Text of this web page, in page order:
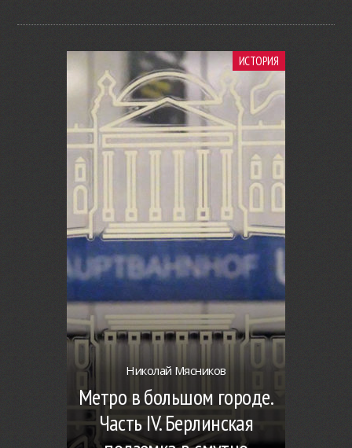
ИСТОРИЯ
Николай Мясников
Метро в большом городе.
Часть IV. Берлинская